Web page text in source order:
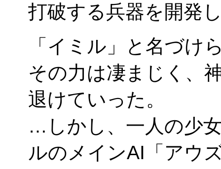
打破する兵器を開発
「イミル」と名づけ
その力は凄まじく、
退けていった。
…しかし、一人の少
ルのメインAI「アウ